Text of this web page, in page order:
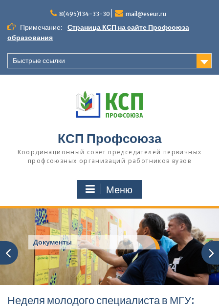
к
8(495)134-33-30 mail@eseur.ru
Примечание:
Страница КСП на сайте Профсоюза
образования
Быстрые ссылки
КСП Профсоюза
Координационный совет председателей первичных
профсоюзных организаций работников вузов
Меню
Документы
Неделя молодого специалиста в МГУ: